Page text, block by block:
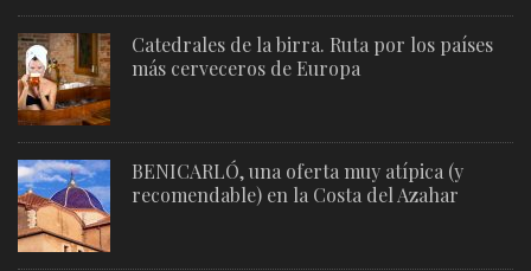
Catedrales de la birra. Ruta por los países
más cerveceros de Europa
BENICARLÓ, una oferta muy atípica (y
recomendable) en la Costa del Azahar